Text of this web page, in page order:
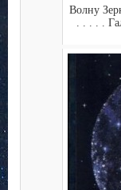
Волну
. . . . .